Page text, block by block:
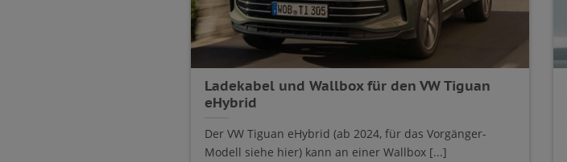
Ladekabel und Wallbox für den VW Tiguan
eHybrid
Der VW Tiguan eHybrid (ab 2024, für das Vorgänger-
Modell siehe hier) kann an einer Wallbox [...]